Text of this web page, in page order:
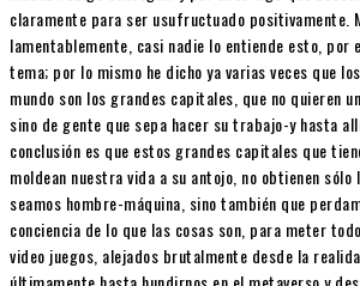
claramente para ser usufructuado positivamente.
lamentablemente, casi nadie lo entiende esto, por
tema; por lo mismo he dicho ya varias veces que
mundo son los grandes capitales, que no quieren
sino de gente que sepa hacer su trabajo-y hasta
conclusión es que estos grandes capitales que
moldean nuestra vida a su antojo, no obtienen sólo
seamos hombre-máquina, sino también que
conciencia de lo que las cosas son, para meter
video juegos, alejados brutalmente desde la